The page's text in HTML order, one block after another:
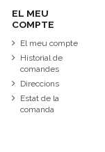
EL MEU
COMPTE
El meu compte
Historial de
comandes
Direccions
Estat de la
comanda